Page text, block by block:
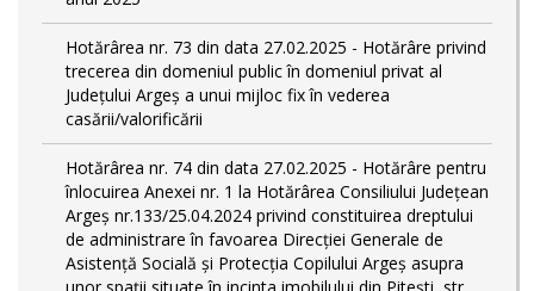
Hotărârea nr. 73 din data 27.02.2025 - Hotărâre privind
trecerea din domeniul public în domeniul privat al
Județului Argeș a unui mijloc fix în vederea
casării/valorificării
Hotărârea nr. 74 din data 27.02.2025 - Hotărâre pentru
înlocuirea Anexei nr. 1 la Hotărârea Consiliului Județean
Argeș nr.133/25.04.2024 privind constituirea dreptului
de administrare în favoarea Direcției Generale de
Asistență Socială și Protecția Copilului Argeș asupra